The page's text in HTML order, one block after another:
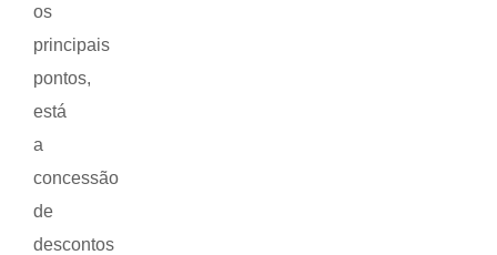
os
principais
pontos,
está
a
concessão
de
descontos